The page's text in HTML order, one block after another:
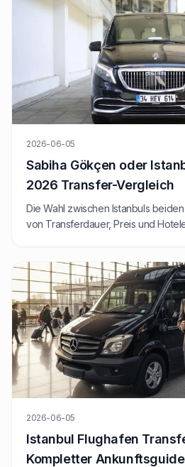
2026-06-05
Sabiha Gökçen oder
2026 Transfer-Vergleich
Die Wahl zwischen Istanbuls
von Transferdauer, Preis und
2026-06-05
Istanbul Flughafen
Kompletter Ankunftsguide